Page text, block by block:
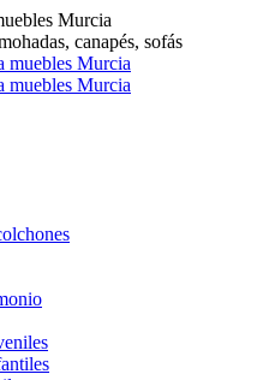
Murcia
canapés, sofás